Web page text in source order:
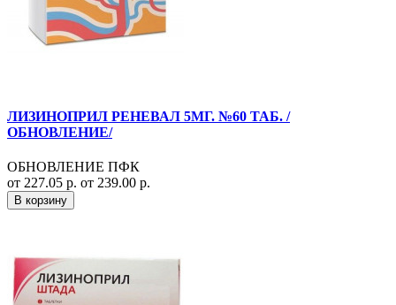
ЛИЗИНОПРИЛ РЕНЕВАЛ 5МГ. №60 ТАБ. /
ОБНОВЛЕНИЕ/
ОБНОВЛЕНИЕ ПФК
от 227.05 р. от 239.00 р.
В корзину